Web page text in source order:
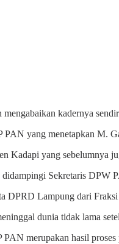
kadernya
yang menetapkan M.
Kadapi yang sebelumnya
Sekretaris
DPRD Lampung dari
dunia tidak lama
merupakan hasil